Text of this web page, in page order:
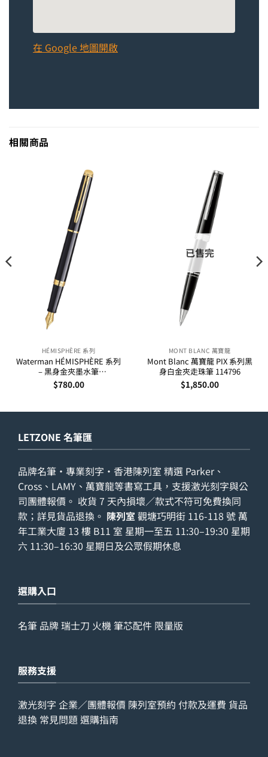
在 Google 地圖開啟
相關商品
HÉMISPHÈRE 系列
Waterman HÉMISPHÈRE 系列
– 黑身金夾墨水筆
(S0920610,S0920630)
$780.00
已售完
MONT BLANC 萬寶龍
Mont Blanc 萬寶龍 PIX 系列黑
身白金夾走珠筆 114796
$1,850.00
LETZONE 名筆匯
品牌名筆・專業刻字・香港陳列室 精選 Parker、
Cross、LAMY、萬寶龍等書寫工具，支援激光刻字與公
司團體報價。 收貨 7 天內損壞／款式不符可免費換同
款；詳見貨品退換 。 陳列室 觀塘巧明街 116-118 號 萬
年工業大廈 13 樓 B11 室 星期一至五 11:30–19:30 星期
六 11:30–16:30 星期日及公眾假期休息
選購入口
名筆 品牌瑞士刀 火機筆芯配件 限量版
服務支援
激光刻字 企業／團體報價 陳列室預約 付款及運費 貨品
退換 常見問題 選購指南